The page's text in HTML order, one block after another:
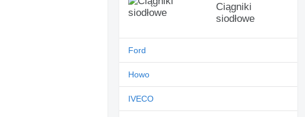
Ciągniki
siodłowe
Ford
Howo
IVECO